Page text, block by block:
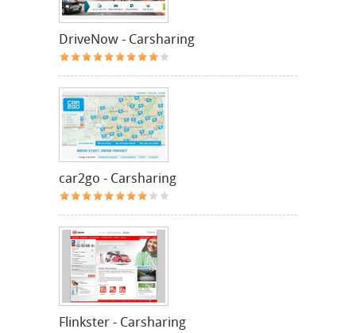
DriveNow - Carsharing
car2go - Carsharing
Flinkster - Carsharing